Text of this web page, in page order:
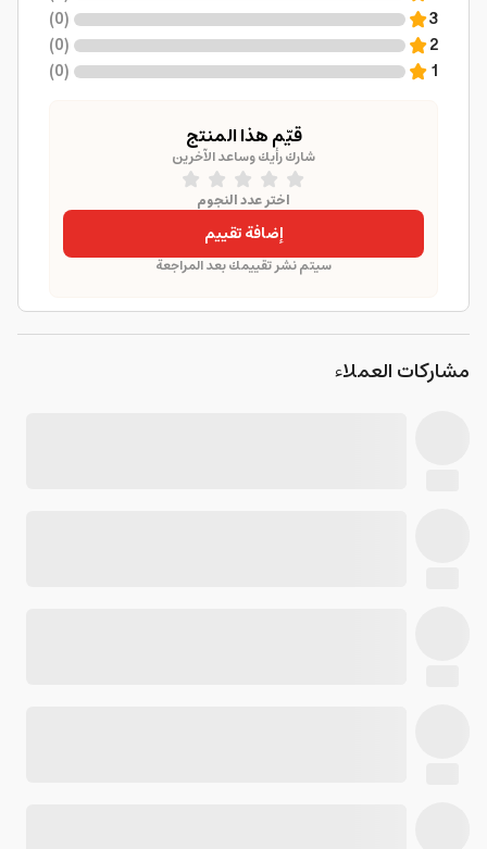
3
(
0
)
2
(
0
)
1
(
0
)
قيّم هذا المنتج
شارك رأيك وساعد الآخرين
اختر عدد النجوم
إضافة تقييم
سيتم نشر تقييمك بعد المراجعة
مشاركات العملاء